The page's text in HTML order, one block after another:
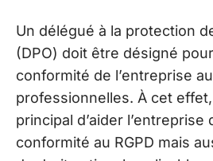
Un délégué à la protection
(DPO) doit être désigné
conformité de l’entreprise
professionnelles. À cet
principal d’aider l’entreprise
conformité au RGPD mais